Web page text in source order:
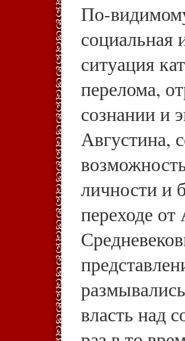
По-
социальная
ситуация
перелома,
сознании и
Августина,
личности и
переходе
власть над